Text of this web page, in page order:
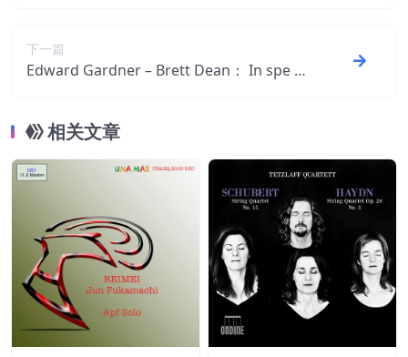
下一篇
Edward Gardner – Brett Dean： In spe c
相关文章